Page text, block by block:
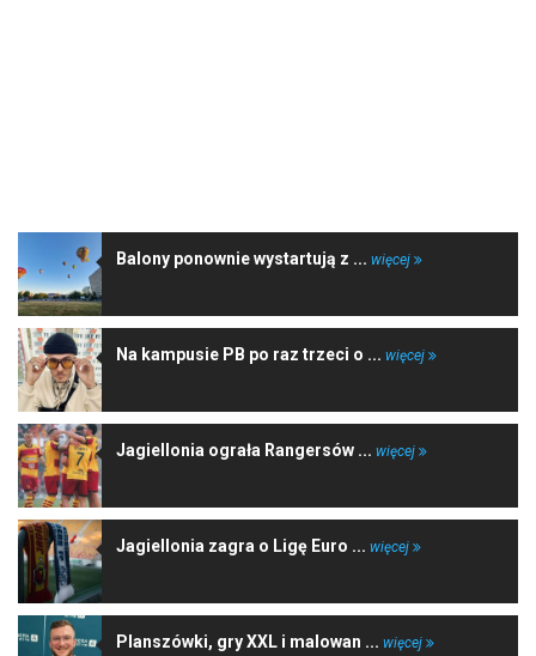
Balony ponownie wystartują z ... więcej
Na kampusie PB po raz trzeci o ... więcej
Jagiellonia ograła Rangersów ... więcej
Jagiellonia zagra o Ligę Euro ... więcej
Planszówki, gry XXL i malowan ... więcej